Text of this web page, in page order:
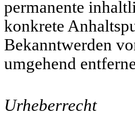
permanente
konkrete
Bekanntwerden
umgehend
Urheberrecht